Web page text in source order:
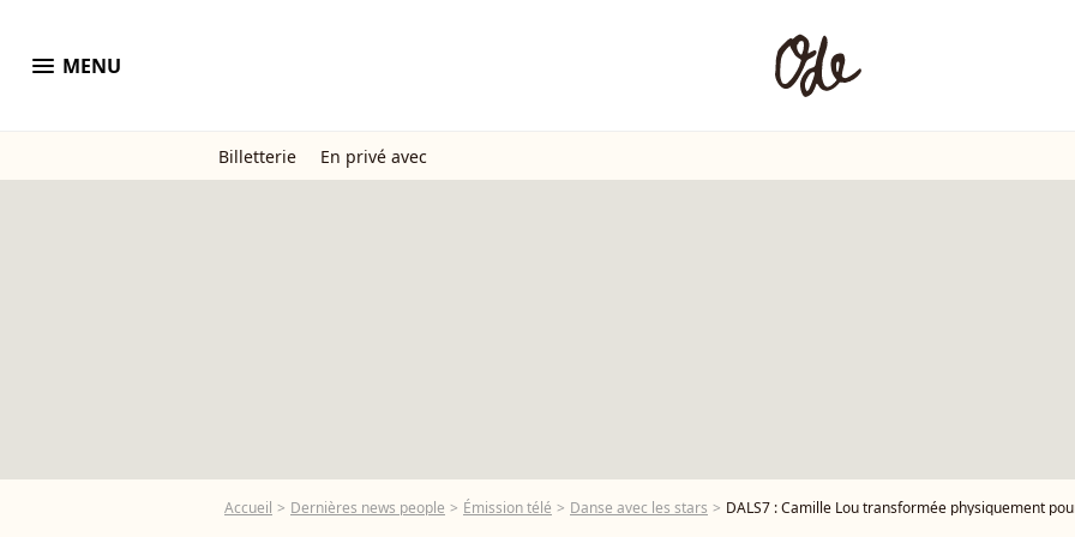
menu MENU
Billetterie En privé avec
Accueil Dernières news people Émission télé Danse avec les stars DALS7 : Camille Lou transformée physiquement